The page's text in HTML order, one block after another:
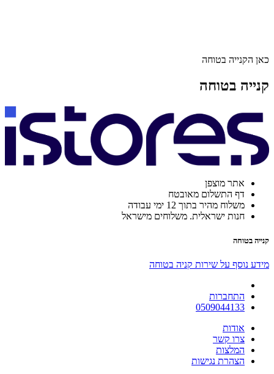
כאן הקנייה בטוחה
קנייה בטוחה
אתר מוצפן
דף התשלום מאובטח
משלוח מהיר בתוך 12 ימי עבודה
חנות ישראלית. משלוחים מישראל
קנייה בטוחה
מידע נוסף על שירות קניה בטוחה
התחברות
0509044133
אודות
צרו קשר
המלצות
הצהרת נגישות